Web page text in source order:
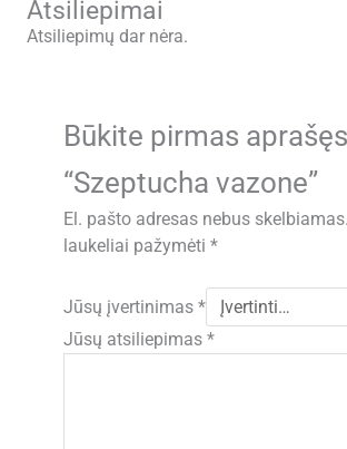
Atsiliepimai
Atsiliepimų dar nėra.
Būkite pirmas aprašęs
“Szeptucha vazone”
El. pašto adresas nebus skelbiamas.
laukeliai pažymėti*
Jūsų įvertinimas*
Jūsų atsiliepimas*